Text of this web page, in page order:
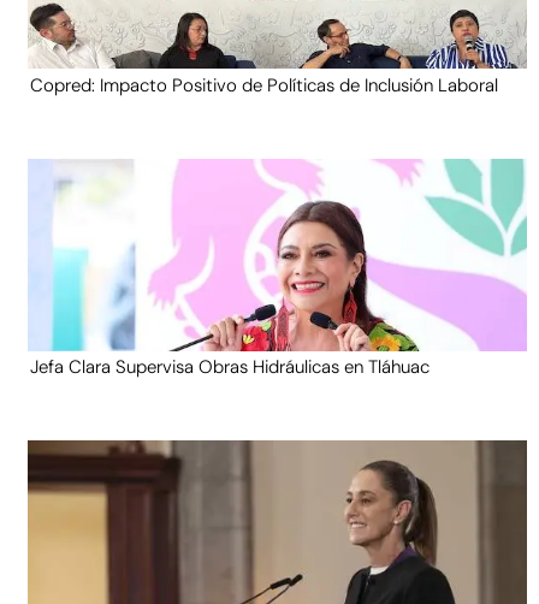
Copred: Impacto Positivo de Políticas de Inclusión Laboral
Jefa Clara Supervisa Obras Hidráulicas en Tláhuac